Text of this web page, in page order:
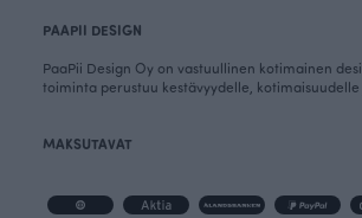
PAAPII DESIGN
PaaPii Design Oy on vastuullinen kotimainen
toiminta perustuu kestävyydelle, kotimaisuudelle
MAKSUTAVAT